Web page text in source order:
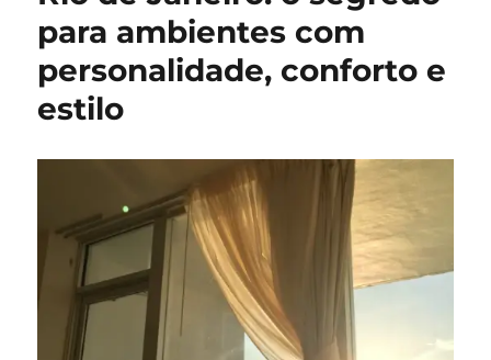
para ambientes com
personalidade, conforto e
estilo